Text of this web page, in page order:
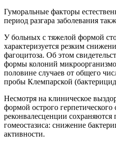
Гуморальные факторы
период разгара заболевания
У больных с тяжелой формой
характеризуется резким
фагоцитоза. Об этом
формы колоний
половине случаев от общего
пробы Клемпарской
Несмотря на клиническое
формой острого герпетического
реконвалесценции сохраняются
гомеостазиса: снижение
активности.